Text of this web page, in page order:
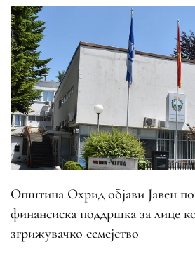
Општина Охрид објави Јавен
финансиска поддршка за лице
згрижувачко семејство